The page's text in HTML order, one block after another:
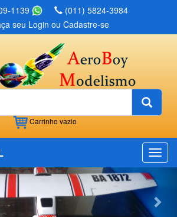
1139
(011) 5824-3984
seu Login ou Cadastre-se
Carrinho vazio